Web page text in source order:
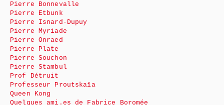
Pierre Bonnevalle
Pierre Etbunk
Pierre Isnard-Dupuy
Pierre Myriade
Pierre Onraed
Pierre Plate
Pierre Souchon
Pierre Stambul
Prof Détruit
Professeur Proutskaïa
Queen Kong
Quelques ami.es de Fabrice Boromée